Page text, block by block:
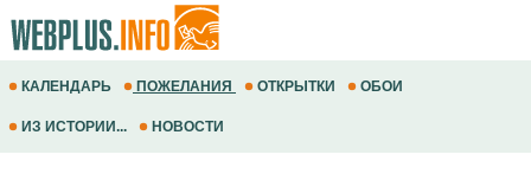
КАЛЕНДАРЬ ПОЖЕЛАНИЯ ОТКРЫТКИ ОБОИ
ИЗ ИСТОРИИ... НОВОСТИ